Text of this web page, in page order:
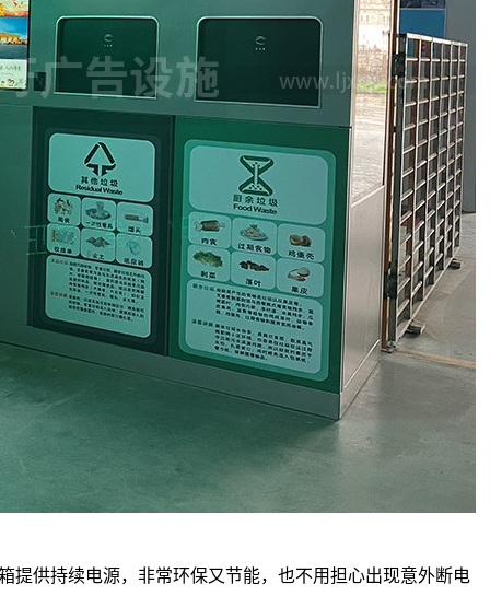
提供持续电源，非常环保又节能，也不用担心出现意外断电